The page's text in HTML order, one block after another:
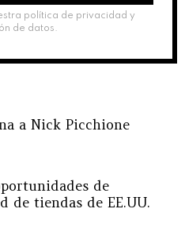
política de privacidad y
de datos.
a Nick Picchione
de
de tiendas de EE.UU.